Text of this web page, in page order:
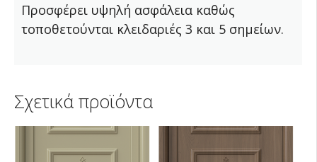
Προσφέρει υψηλή ασφάλεια καθώς
τοποθετούνται κλειδαριές 3 και 5 σημείων.
Σχετικά προϊόντα